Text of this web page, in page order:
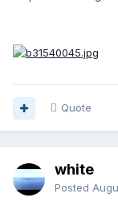
Quote
white
Posted